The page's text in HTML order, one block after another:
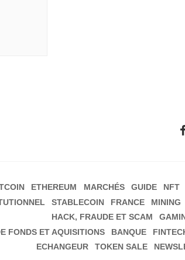
ETHEREUM MARCHÉS GUIDE NFT
STABLECOIN FRANCE MINING
HACK, FRAUDE ET SCAM
FONDS ET AQUISITIONS
BANQUE
ECHANGEUR
TOKEN SALE